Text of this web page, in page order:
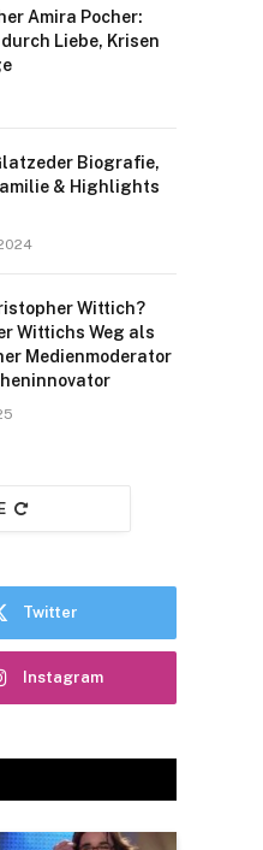
Amira Pocher:
durch Liebe, Krisen
Biografie,
& Highlights
Wittich?
Wittichs Weg als
Medienmoderator
Twitter
Instagram